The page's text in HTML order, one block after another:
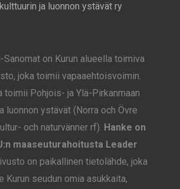
ja luonnon ystävät ry
Sanomat on Kurun alueella toimiva
joka toimii vapaaehtoisvoimin.
toimii Pohjois- ja Ylä-Pirkanmaan
luonnon ystävät (Norra och Övre
och naturvänner rf). Hanke on
maaseuturahoitusta Leader
on paikallinen tietolähde, joka
Kurun seudun omia asukkaita,